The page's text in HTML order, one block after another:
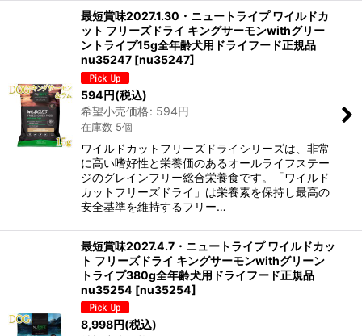
最短賞味2027.1.30・ニュートライプ ワイルドカ
ット フリーズドライ キングサーモンwithグリー
ントライプ15g全年齢犬用ドライフード正規品
nu35247 [nu35247]
594円(税込)
希望小売価格: 594円
在庫数 5個
ワイルドカットフリーズドライシリーズは、非常
に高い嗜好性と栄養価のあるオールライフステー
ジのグレインフリー総合栄養食です。「ワイルド
カットフリーズドライ」は栄養素を保持し最高の
安全基準を維持するフリー…
最短賞味2027.4.7・ニュートライプ ワイルドカッ
ト フリーズドライ キングサーモンwithグリーン
トライプ380g全年齢犬用ドライフード正規品
nu35254 [nu35254]
8,998円(税込)